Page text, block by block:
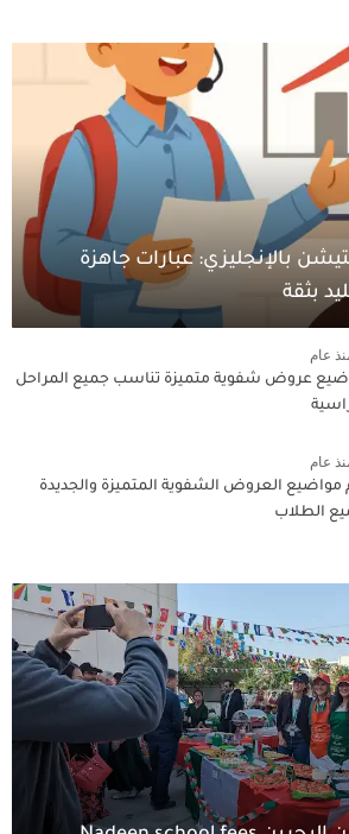
بالإنجليزي: عبارات جاهزة
بثقة
عام
عروض شفوية متميزة تناسب جميع المراحل
عام
مواضيع العروض الشفوية المتميزة والجديدة
الطلاب